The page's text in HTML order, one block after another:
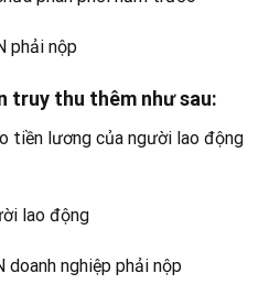
phải nộp
truy thu thêm như sau:
tiền lương của người lao động
lao động
doanh nghiệp phải nộp